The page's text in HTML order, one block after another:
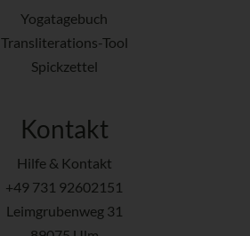
Yogatagebuch
Transliterations-Tool
Spickzettel
Kontakt
Hilfe & Kontakt
+49 731 92602151
Leimgrubenweg 31